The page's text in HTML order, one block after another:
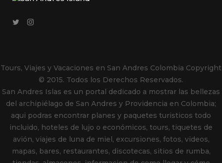
Tours, Viajes y Vacaciones en San Andres Colombia Copyright
© 2015. Todos los Derechos Reservados.
San Andres Islas es un portal dedicado a mostrar las bellezas
del archipiélago de San Andres y Providencia en Colombia;
aqui podras encontrar planes y paquetes turisticos todo
incluido, hoteles de lujo o económicos, tours, tiquetes de
avión, viajes de luna de miel, excursiones, fotos, videos,
mapas, bares, restaurantes, discotecas, sitios de rumba,